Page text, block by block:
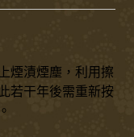
煙漬煙塵，利用擦
若干年後需重新按